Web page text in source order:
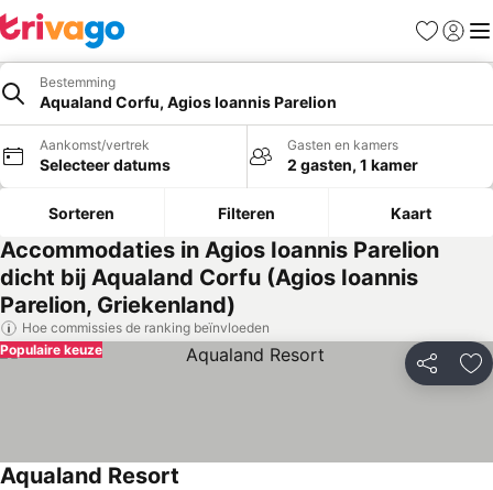
Favorieten
Bestemming
Aqualand Corfu, Agios Ioannis Parelion
Aankomst/vertrek
Selecteer datums
Gasten en kamers
2 gasten, 1 kamer
Sorteren Filteren Kaart
Accommodaties in Agios Ioannis Parelion
dicht bij Aqualand Corfu (Agios Ioannis
Parelion, Griekenland)
Hoe commissies de ranking beïnvloeden
Delen
Populaire keuze
Aqualand Resort